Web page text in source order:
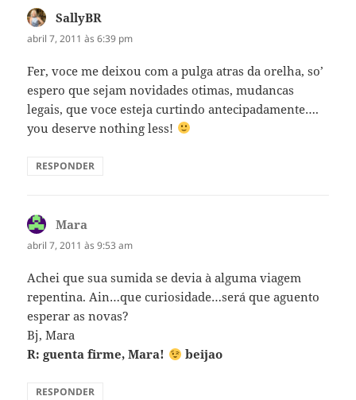
SallyBR
abril 7, 2011 às 6:39 pm
Fer, voce me deixou com a pulga atras da orelha, so’
espero que sejam novidades otimas, mudancas
legais, que voce esteja curtindo antecipadamente….
you deserve nothing less!
RESPONDER
Mara
abril 7, 2011 às 9:53 am
Achei que sua sumida se devia à alguma viagem
repentina. Ain…que curiosidade…será que aguento
esperar as novas?
Bj, Mara
R: guenta firme, Mara!
beijao
RESPONDER